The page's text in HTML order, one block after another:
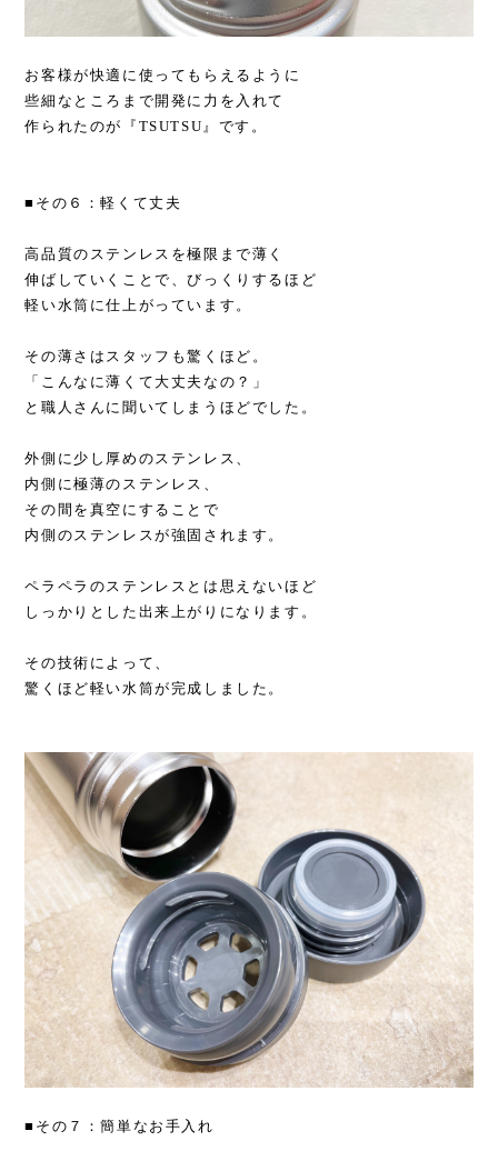
お客様が快適に使ってもらえるように
些細なところまで開発に力を入れて
作られたのが『TSUTSU』です。
■その６：軽くて丈夫
高品質のステンレスを極限まで薄く
伸ばしていくことで、びっくりするほど
軽い水筒に仕上がっています。
その薄さはスタッフも驚くほど。
「こんなに薄くて大丈夫なの？」
と職人さんに聞いてしまうほどでした。
外側に少し厚めのステンレス、
内側に極薄のステンレス、
その間を真空にすることで
内側のステンレスが強固されます。
ペラペラのステンレスとは思えないほど
しっかりとした出来上がりになります。
その技術によって、
驚くほど軽い水筒が完成しました。
■その７：簡単なお手入れ